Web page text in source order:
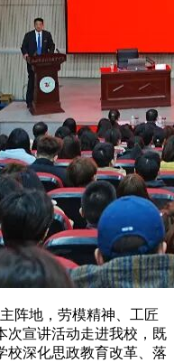
阵地，劳模精神、工匠
次宣讲活动走进我校，既
校深化思政教育改革、落